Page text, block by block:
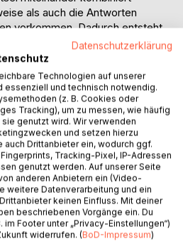
als auch die Antworten
vorkommen. Dadurch entsteht
Wer das Rätsel löst,
Bedeutung erkennen, sondern
Sprachen wechseln können und
Wortlänge und
deutsch-türkischen Rätsel
selben Kreuzworträtselgitter
Da Deutsch und Türkisch
verwenden, lassen sich
besonders gut in einem
Gleichzeitig bleibt die
die Lernenden müssen auf
Umlauten, türkischen
Datenschutzerklärung
Technologien auf unserer
essenziell und technisch notwendig.
(z. B. Cookies oder
Tracking), um zu messen, wie häufig
genutzt wird. Wir verwenden
und setzen hierzu
Drittanbieter ein, wodurch ggf.
Tracking-Pixel, IP-Adressen
genutzt werden. Auf unserer Seite
anderen Anbietern ein (Video-
weitere Datenverarbeitung und ein
keinen Einfluss. Mit deiner
beschriebenen Vorgänge ein. Du
Footer unter „Privacy-Einstellungen“)
widerrufen. (BoD-Impressum)